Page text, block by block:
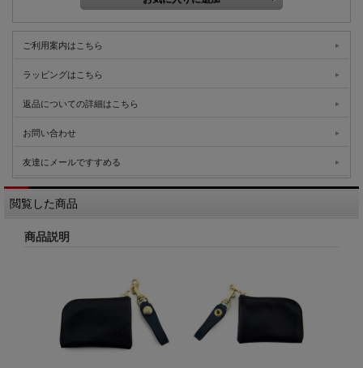
ご利用案内はこちら
ラッピングはこちら
返品についての詳細はこちら
お問い合わせ
友達にメールですすめる
閲覧した商品
商品説明